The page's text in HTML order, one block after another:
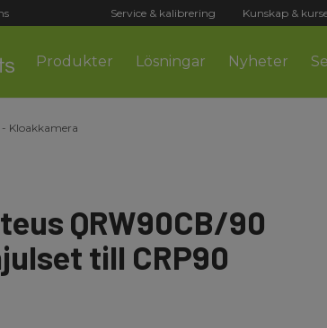
Service & kalibrering Kunskap &
Produkter Lösningar Nyheter
Kloakkamera
QRW90CB/90
till CRP90